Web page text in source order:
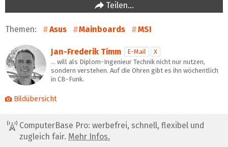
Teilen…
Themen: Asus Mainboards MSI
Jan-Frederik Timm E-Mail
X
… will als Diplom-Ingenieur Technik nicht nur nutzen,
sondern verstehen. Auf die Ohren gibt es ihn wöchentlich
in CB-Funk.
Bildübersicht
ComputerBase Pro: werbefrei, schnell, flexibel und
zugleich fair. Mehr Infos.